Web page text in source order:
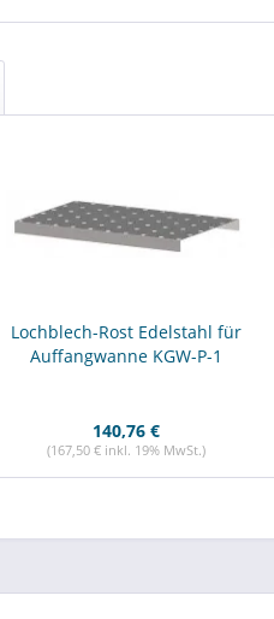
Lochblech-Rost Edelstahl für
Auffangwanne KGW-P-1
140,76 €
(167,50 € inkl. 19% MwSt.)